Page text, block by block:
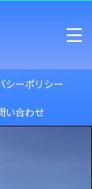
シーポリシー
い合わせ